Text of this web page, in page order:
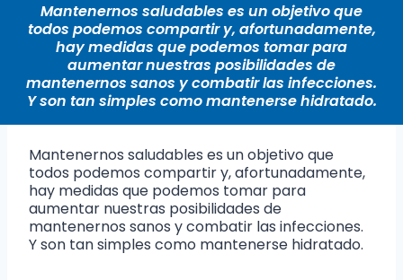
Mantenernos saludables es un objetivo que
todos podemos compartir y, afortunadamente,
hay medidas que podemos tomar para
aumentar nuestras posibilidades de
mantenernos sanos y combatir las infecciones.
Y son tan simples como mantenerse hidratado.
Mantenernos saludables es un objetivo que
todos podemos compartir y, afortunadamente,
hay medidas que podemos tomar para
aumentar nuestras posibilidades de
mantenernos sanos y combatir las infecciones.
Y son tan simples como mantenerse hidratado.